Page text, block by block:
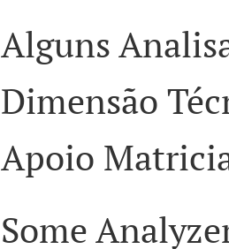
Alguns
Dimensão
Apoio
Some